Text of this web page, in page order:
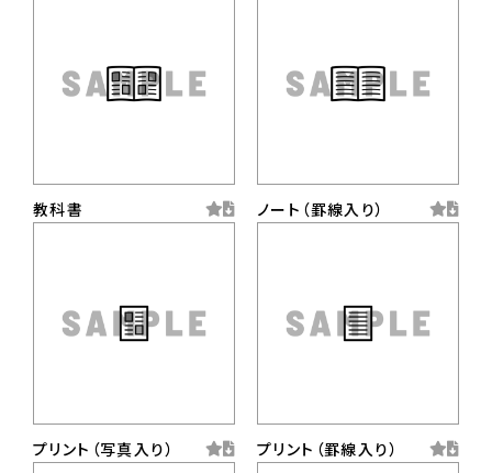
教科書 ノート（罫線入り）
プリント（写真入り） プリント（罫線入り）